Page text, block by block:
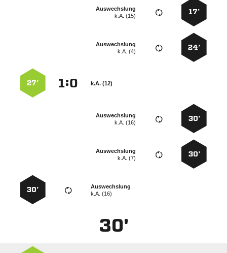
17’
Auswechslung
k.A. (15)
24’
Auswechslung
k.A. (4)
k.A. (12)
:
27’
30’
Auswechslung
k.A. (16)
30’
Auswechslung
k.A. (7)
Auswechslung
k.A. (16)
30’
30'